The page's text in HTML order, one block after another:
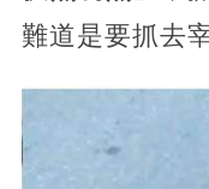
難道是要抓去